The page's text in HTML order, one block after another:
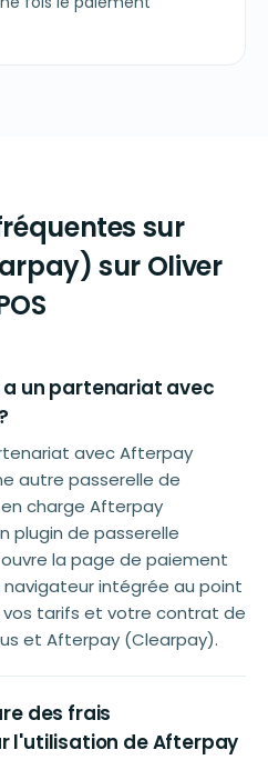
sur
sur Oliver
a un partenariat avec
avec Afterpay
autre passerelle de
charge Afterpay
plugin de passerelle
la page de paiement
intégrée au point
tarifs et votre contrat de
et Afterpay (Clearpay).
des frais
l'utilisation de Afterpay